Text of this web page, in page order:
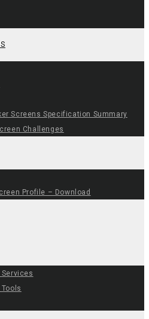
Screens Specification Summary
Challenges
Profile – Download